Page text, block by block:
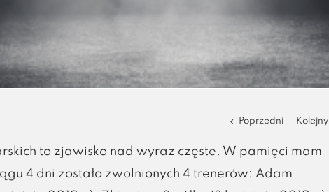
Poprzedni Kolejny
to zjawisko nad wyraz częste. W pamięci mam
4 dni zostało zwolnionych 4 trenerów: Adam